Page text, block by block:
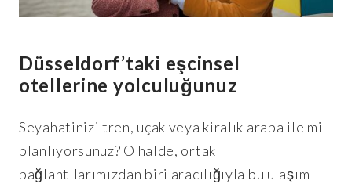
Düsseldorf’taki eşcinsel
otellerine yolculuğunuz
Seyahatinizi tren, uçak veya kiralık araba ile mi
planlıyorsunuz? O halde, ortak
bağlantılarımızdan biri aracılığıyla bu ulaşım